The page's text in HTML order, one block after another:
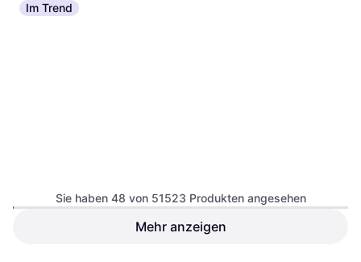
Im Trend
Goobay Universal Magnetic
Holder Set 47145
Sie haben 48 von 51523 Produkten angesehen
Mehr anzeigen